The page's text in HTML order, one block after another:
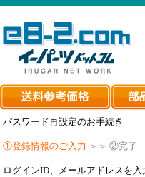
パスワード再設定のお手続き
①登録情報のご入力 ＞＞ ②完了
ログインID、メールアドレスを